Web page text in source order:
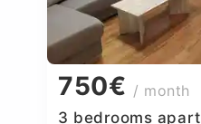
750€ / month
3 bedrooms